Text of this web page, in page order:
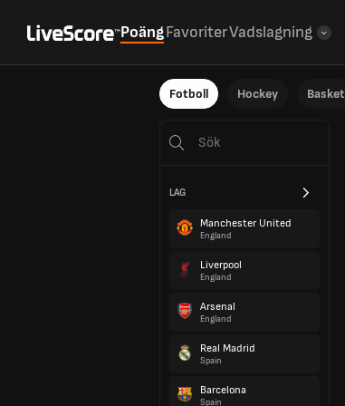
PoängFavoriterVadslagning
Fotboll Hockey Basket
LAG
Manchester United
England
Liverpool
England
Arsenal
England
Real Madrid
Spain
Barcelona
Spain